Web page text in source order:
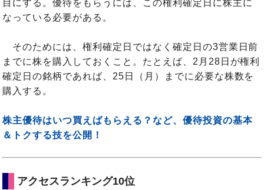
目にする。優待をもらうには、この権利確定日に株主に
なっている必要がある。
そのためには、権利確定日ではなく確定日の3営業日前
までに株を購入しておくこと。たとえば、2月28日が権利
確定日の銘柄であれば、25日（月）までに必要な株数を
購入する。
株主優待はいつ買えばもらえる？など、優待投資の基本
＆トクする技を公開！
アクセスランキング10位